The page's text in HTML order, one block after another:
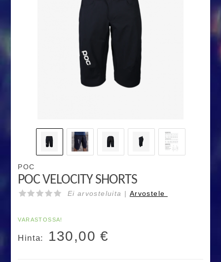
POC
POC VELOCITY SHORTS
Ei arvosteluita | Arvostele
VARASTOSSA!
Hinta: 130,00€